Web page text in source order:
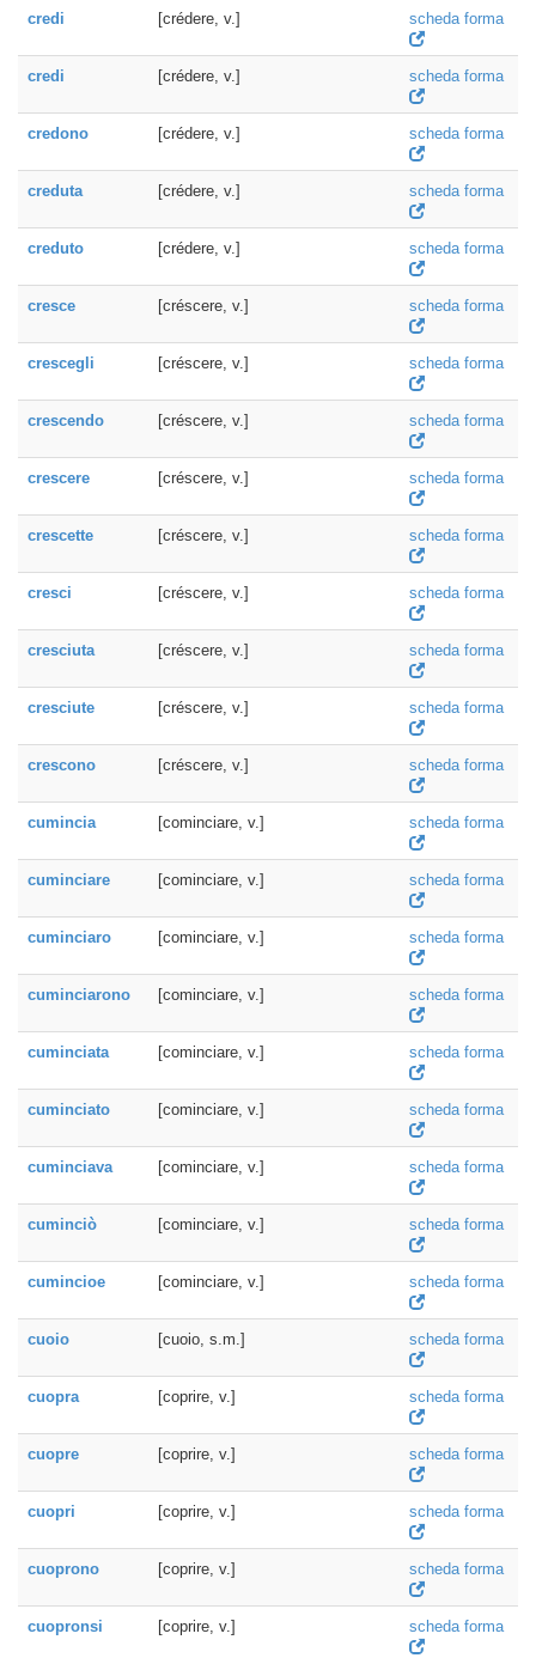
credi [crédere, v.] scheda forma
credi [crédere, v.] scheda forma
credono [crédere, v.] scheda forma
creduta [crédere, v.] scheda forma
creduto [crédere, v.] scheda forma
cresce [créscere, v.] scheda forma
crescegli [créscere, v.] scheda forma
crescendo [créscere, v.] scheda forma
crescere [créscere, v.] scheda forma
crescette [créscere, v.] scheda forma
cresci [créscere, v.] scheda forma
cresciuta [créscere, v.] scheda forma
cresciute [créscere, v.] scheda forma
crescono [créscere, v.] scheda forma
cumincia [cominciare, v.] scheda forma
cuminciare [cominciare, v.] scheda forma
cuminciaro [cominciare, v.] scheda forma
cuminciarono [cominciare, v.] scheda forma
cuminciata [cominciare, v.] scheda forma
cuminciato [cominciare, v.] scheda forma
cuminciava [cominciare, v.] scheda forma
cuminciò [cominciare, v.] scheda forma
cumincioe [cominciare, v.] scheda forma
cuoio [cuoio, s.m.] scheda forma
cuopra [coprire, v.] scheda forma
cuopre [coprire, v.] scheda forma
cuopri [coprire, v.] scheda forma
cuoprono [coprire, v.] scheda forma
cuopronsi [coprire, v.] scheda forma